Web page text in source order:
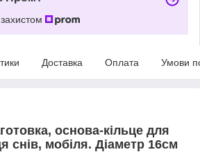
Доставка Оплата Умови
основа-кільце для
снів, мобіля. Діаметр 16см